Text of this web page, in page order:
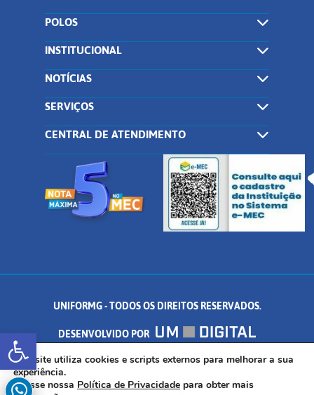
Abrir a barra de ferramentas
POLOS
INSTITUCIONAL
NOTÍCIAS
SERVIÇOS
CENTRAL DE ATENDIMENTO
UNIFORMG - TODOS OS DIREITOS RESERVADOS.
DESENVOLVIDO POR
AV. DR. ARNALDO DE SENNA, 328 - PALMEIRAS, FORMIGA/MG - CEP:
35.574.530
Este site utiliza cookies e scripts externos para melhorar a sua
experiência.
Acesse nossa Política de Privacidade para obter mais